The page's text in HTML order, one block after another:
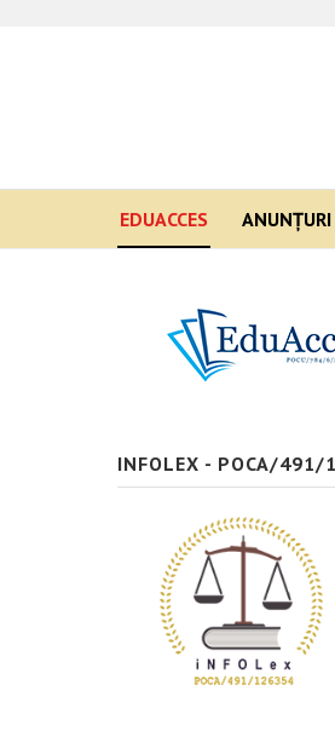
EDUACCES ANUNŢURI
INFOLEX - POCA/491/